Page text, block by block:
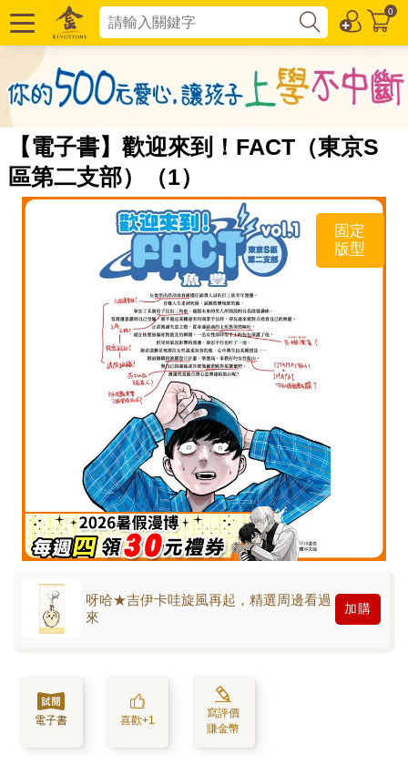
0
【電子書】歡迎來到！FACT（東京S
區第二支部）（1）
固定
版型
呀哈★吉伊卡哇旋風再起，精選周邊看過
來
加購
電子書 喜歡+1
寫評價
賺金幣